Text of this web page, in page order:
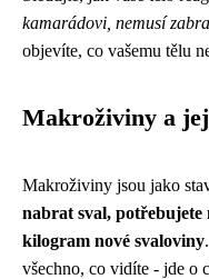
kamarádovi, nemusí
objevíte, co vašemu tělu
Makroživiny a
Makroživiny jsou jako
nabrat sval,
kilogram nové svaloviny
všechno, co vidíte - jde o